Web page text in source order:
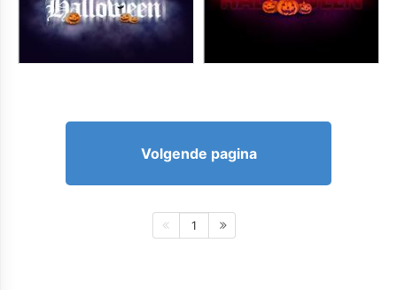
Volgende pagina
1